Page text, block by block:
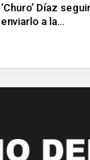
‘Churo’ Díaz
enviarlo a la…